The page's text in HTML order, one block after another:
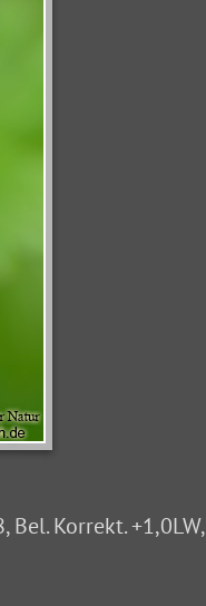
Korrekt. +1,0LW,